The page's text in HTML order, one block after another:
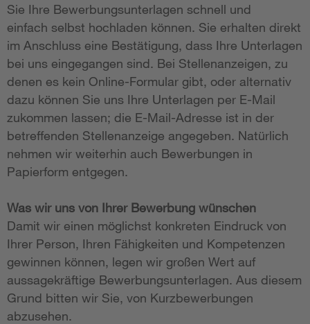
Sie Ihre Bewerbungsunterlagen schnell und
einfach selbst hochladen können. Sie erhalten direkt
im Anschluss eine Bestätigung, dass Ihre Unterlagen
bei uns eingegangen sind. Bei Stellenanzeigen, zu
denen es kein Online-Formular gibt, oder alternativ
dazu können Sie uns Ihre Unterlagen per E-Mail
zukommen lassen; die E-Mail-Adresse ist in der
betreffenden Stellenanzeige angegeben. Natürlich
nehmen wir weiterhin auch Bewerbungen in
Papierform entgegen.
Was wir uns von Ihrer Bewerbung wünschen
Damit wir einen möglichst konkreten Eindruck von
Ihrer Person, Ihren Fähigkeiten und Kompetenzen
gewinnen können, legen wir großen Wert auf
aussagekräftige Bewerbungsunterlagen. Aus diesem
Grund bitten wir Sie, von Kurzbewerbungen
abzusehen.